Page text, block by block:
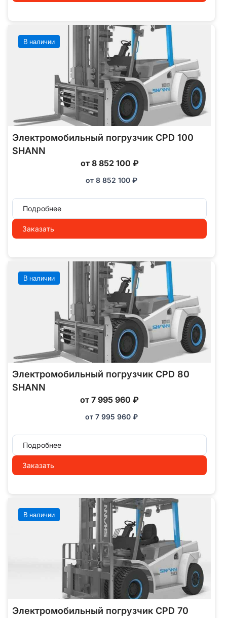
В наличии
Электромобильный погрузчик CPD 100
SHANN
от 8 852 100 ₽
от 8 852 100 ₽
Подробнее
Заказать
В наличии
Электромобильный погрузчик CPD 80
SHANN
от 7 995 960 ₽
от 7 995 960 ₽
Подробнее
Заказать
В наличии
Электромобильный погрузчик CPD 70